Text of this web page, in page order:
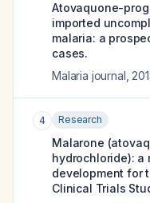
Atovaquone-
imported
malaria: a
cases.
Malaria journal
4 Research
Malarone
hydrochloride):
development for
Clinical Trials